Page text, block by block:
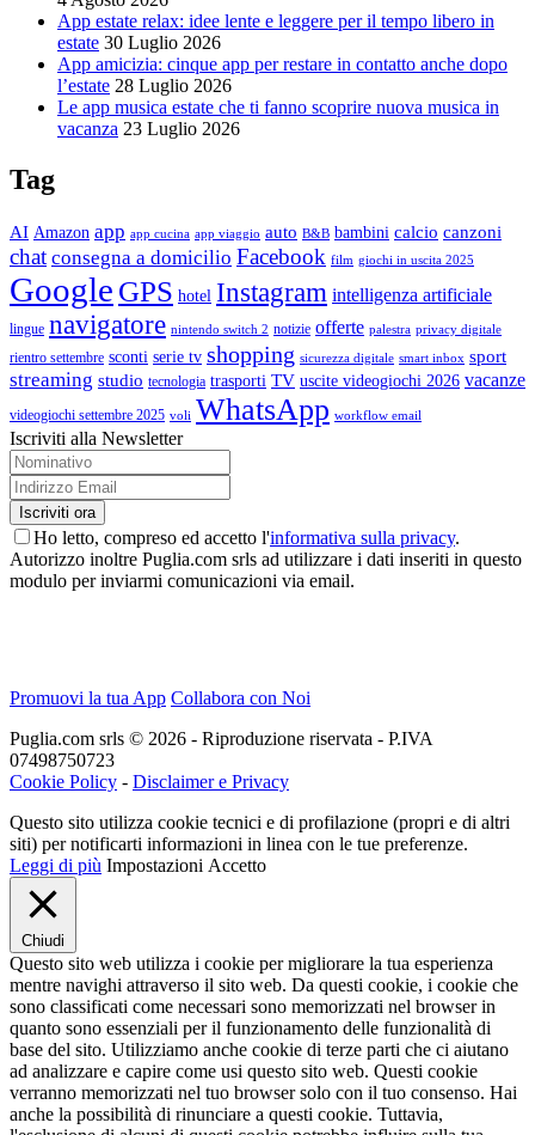
App estate relax: idee lente e leggere per il tempo libero in
estate 30 Luglio 2026
App amicizia: cinque app per restare in contatto anche dopo
l’estate 28 Luglio 2026
Le app musica estate che ti fanno scoprire nuova musica in
vacanza 23 Luglio 2026
Tag
AI Amazon app app cucina app viaggio auto B&B bambini calcio canzoni
chat consegna a domicilio Facebook film giochi in uscita 2025
Google GPS hotel Instagram intelligenza artificiale
lingue navigatore nintendo switch 2 notizie offerte palestra privacy digitale
rientro settembre sconti serie tv shopping sicurezza digitale smart inbox sport
streaming studio tecnologia trasporti TV uscite videogiochi 2026 vacanze
videogiochi settembre 2025 voli WhatsApp workflow email
Iscriviti alla Newsletter
Ho letto, compreso ed accetto l'informativa sulla privacy.
Autorizzo inoltre Puglia.com srls ad utilizzare i dati inseriti in questo
modulo per inviarmi comunicazioni via email.
Promuovi la tua App Collabora con Noi
Puglia.com srls © 2026 - Riproduzione riservata - P.IVA
07498750723
Cookie Policy - Disclaimer e Privacy
Questo sito utilizza cookie tecnici e di profilazione (propri e di altri
siti) per notificarti informazioni in linea con le tue preferenze.
Leggi di più Impostazioni Accetto
Chiudi
Questo sito web utilizza i cookie per migliorare la tua esperienza
mentre navighi attraverso il sito web. Da questi cookie, i cookie che
sono classificati come necessari sono memorizzati nel browser in
quanto sono essenziali per il funzionamento delle funzionalità di
base del sito. Utilizziamo anche cookie di terze parti che ci aiutano
ad analizzare e capire come usi questo sito web. Questi cookie
verranno memorizzati nel tuo browser solo con il tuo consenso. Hai
anche la possibilità di rinunciare a questi cookie. Tuttavia,